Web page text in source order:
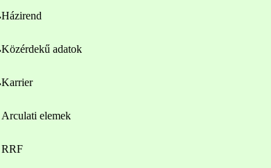
Házirend
Közérdekű adatok
Karrier
Arculati elemek
RRF